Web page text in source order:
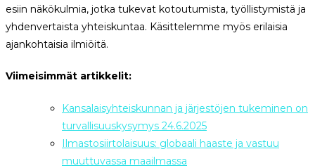
esiin näkökulmia, jotka tukevat kotoutumista, työllistymistä ja
yhdenvertaista yhteiskuntaa. Käsittelemme myös erilaisia
ajankohtaisia ilmiöitä.
Viimeisimmät artikkelit:
Kansalaisyhteiskunnan ja järjestöjen tukeminen on
turvallisuuskysymys 24.6.2025
Ilmastosiirtolaisuus: globaali haaste ja vastuu
muuttuvassa maailmassa